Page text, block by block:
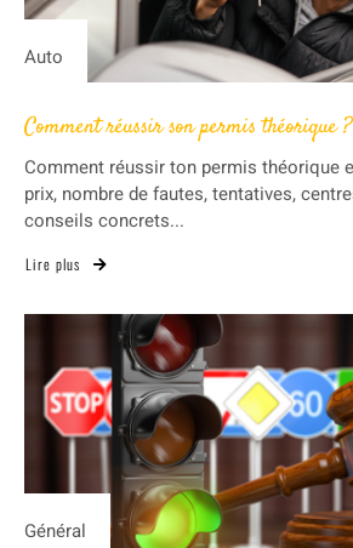
Auto
Comment réussir son permis théorique ?
Comment réussir ton permis théorique
prix, nombre de fautes, tentatives,
conseils concrets...
Lire plus
Général